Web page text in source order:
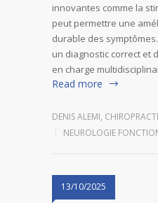
innovantes comme la
peut permettre une
durable des
un diagnostic correct et
en charge
Read more
DENIS ALEMI,
NEUROLOGIE
13/10/2025